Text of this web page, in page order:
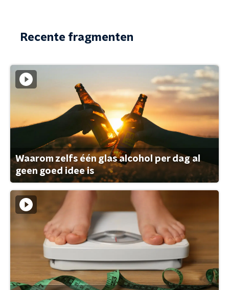
Recente fragmenten
Waarom zelfs één glas alcohol per dag al
geen goed idee is